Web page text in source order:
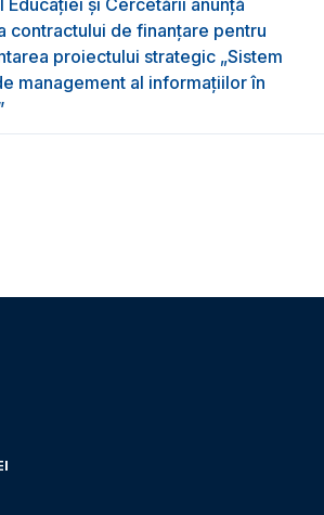
contractului de finanțare pentru
proiectului strategic „Sistem
management al informațiilor în